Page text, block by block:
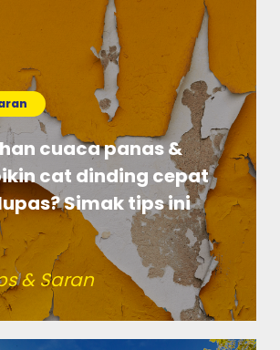
cuaca panas &
cat dinding cepat
Simak tips ini
& Saran